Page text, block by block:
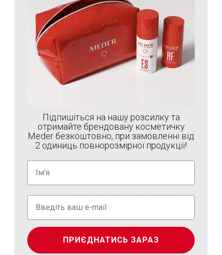
Цистеамін
Отриманий із амінокислоти, що природно присутня
кольору меланіну, висвітлюючи темні плями.
Потужний антиоксидант, він захищає шкіру від
її стійкість.
Підпишіться на нашу розсилку та
отримайте брендовану косметичку
Meder безкоштовно, при замовленні від
2 одиниць повнорозмірної продукції!
ПРИЄДНАТИСЬ ЗАРАЗ